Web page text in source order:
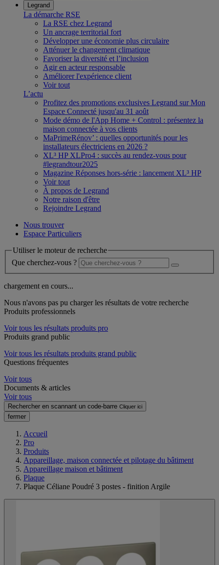
Legrand
La démarche RSE
La RSE chez Legrand
Un ancrage territorial fort
Développer une économie plus circulaire
Atténuer le changement climatique
Favoriser la diversité et l’inclusion
Agir en acteur responsable
Améliorer l'expérience client
Voir tout
L’actu
Profitez des promotions exclusives Legrand sur Mon
Espace Connecté jusqu'au 31 août
Mode démo de l'App Home + Control : présentez la
maison connectée à vos clients
MaPrimeRénov’ : quelles opportunités pour les
installateurs électriciens en 2026 ?
XL³ HP XLPro4 : succès au rendez-vous pour
#legrandtour2025
Magazine Réponses hors-série : lancement XL³ HP
Voir tout
À propos de Legrand
Notre raison d'être
Rejoindre Legrand
Nous trouver
Espace Particuliers
Utiliser le moteur de recherche
Que cherchez-vous ?
chargement en cours...
Nous n'avons pas pu charger les résultats de votre recherche
Produits professionnels
Voir tous les résultats produits pro
Produits grand public
Voir tous les résultats produits grand public
Questions fréquentes
Voir tous
Documents & articles
Voir tous
Rechercher en scannant un code-barre Cliquer ici
fermer
Accueil
Pro
Produits
Appareillage, maison connectée et pilotage du bâtiment
Appareillage maison et bâtiment
Plaque
Plaque Céliane Poudré 3 postes - finition Argile